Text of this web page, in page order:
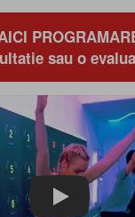
sau o
Play